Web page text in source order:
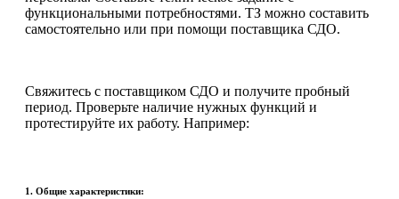
функциональными потребностями. ТЗ можно составить
самостоятельно или при помощи поставщика СДО.
Свяжитесь с поставщиком СДО и получите пробный
период. Проверьте наличие нужных функций и
протестируйте их работу. Например:
1. Общие характеристики: